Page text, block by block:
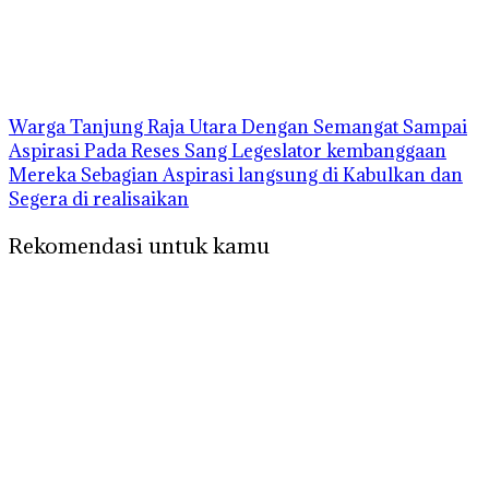
Warga Tanjung Raja Utara Dengan Semangat Sampai
Aspirasi Pada Reses Sang Legeslator kembanggaan
Mereka Sebagian Aspirasi langsung di Kabulkan dan
Segera di realisaikan
Rekomendasi untuk kamu